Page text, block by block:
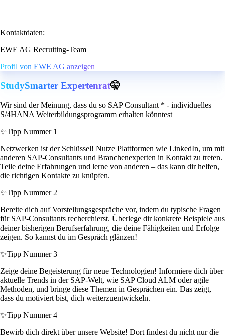
Kontaktdaten:
EWE AG Recruiting-Team
Profil von EWE AG anzeigen
StudySmarter Expertenrat🤫
Wir sind der Meinung, dass du so SAP Consultant * - individuelles
S/4HANA Weiterbildungsprogramm erhalten könntest
✨Tipp Nummer 1
Netzwerken ist der Schlüssel! Nutze Plattformen wie LinkedIn, um mit
anderen SAP-Consultants und Branchenexperten in Kontakt zu treten.
Teile deine Erfahrungen und lerne von anderen – das kann dir helfen,
die richtigen Kontakte zu knüpfen.
✨Tipp Nummer 2
Bereite dich auf Vorstellungsgespräche vor, indem du typische Fragen
für SAP-Consultants recherchierst. Überlege dir konkrete Beispiele aus
deiner bisherigen Berufserfahrung, die deine Fähigkeiten und Erfolge
zeigen. So kannst du im Gespräch glänzen!
✨Tipp Nummer 3
Zeige deine Begeisterung für neue Technologien! Informiere dich über
aktuelle Trends in der SAP-Welt, wie SAP Cloud ALM oder agile
Methoden, und bringe diese Themen in Gesprächen ein. Das zeigt,
dass du motiviert bist, dich weiterzuentwickeln.
✨Tipp Nummer 4
Bewirb dich direkt über unsere Website! Dort findest du nicht nur die